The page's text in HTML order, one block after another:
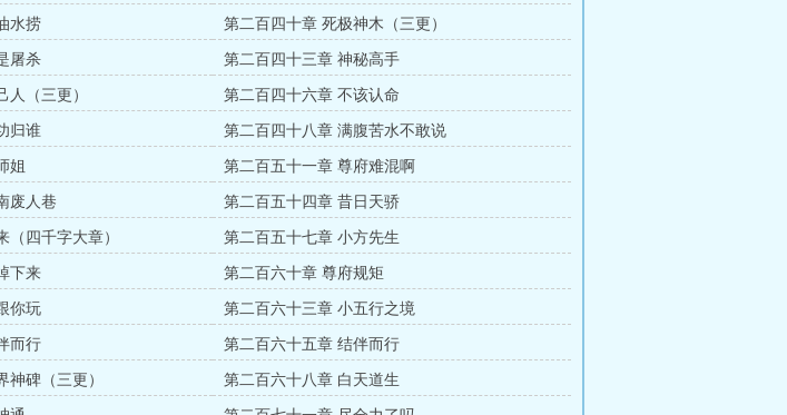
水捞 第二百四十章 死极神木（三更）
屠杀 第二百四十三章 神秘高手
人（三更） 第二百四十六章 不该认命
归谁 第二百四十八章 满腹苦水不敢说
姐 第二百五十一章 尊府难混啊
废人巷 第二百五十四章 昔日天骄
（四千字大章） 第二百五十七章 小方先生
下来 第二百六十章 尊府规矩
你玩 第二百六十三章 小五行之境
而行 第二百六十五章 结伴而行
神碑（三更） 第二百六十八章 白天道生